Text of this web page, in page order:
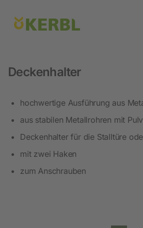
Deckenhalter
hochwertige Ausführung aus
aus stabilen Metallrohren mit
Deckenhalter für die Stalltüre
mit zwei Haken
zum Anschrauben